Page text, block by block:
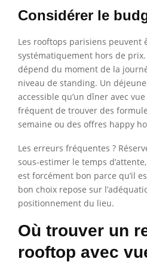
Considérer le
Les rooftops parisiens peuvent
systématiquement hors de
dépend du moment de la
niveau de standing. Un
accessible qu’un dîner avec
fréquent de trouver des
semaine ou des offres happy
Les erreurs fréquentes ?
sous-estimer le temps
est forcément bon parce qu’il
bon choix repose sur
positionnement du lieu.
Où trouver un
rooftop avec